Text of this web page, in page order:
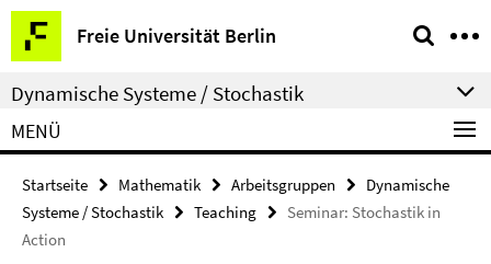
Springe
direkt
zu
Inhalt
Freie Universität Berlin
Service-
Navigation
Dynamische Systeme / Stochastik
MENÜ
Startseite Mathematik Arbeitsgruppen
Dynamische
Systeme / Stochastik
Teaching
Seminar: Stochastik in
Action